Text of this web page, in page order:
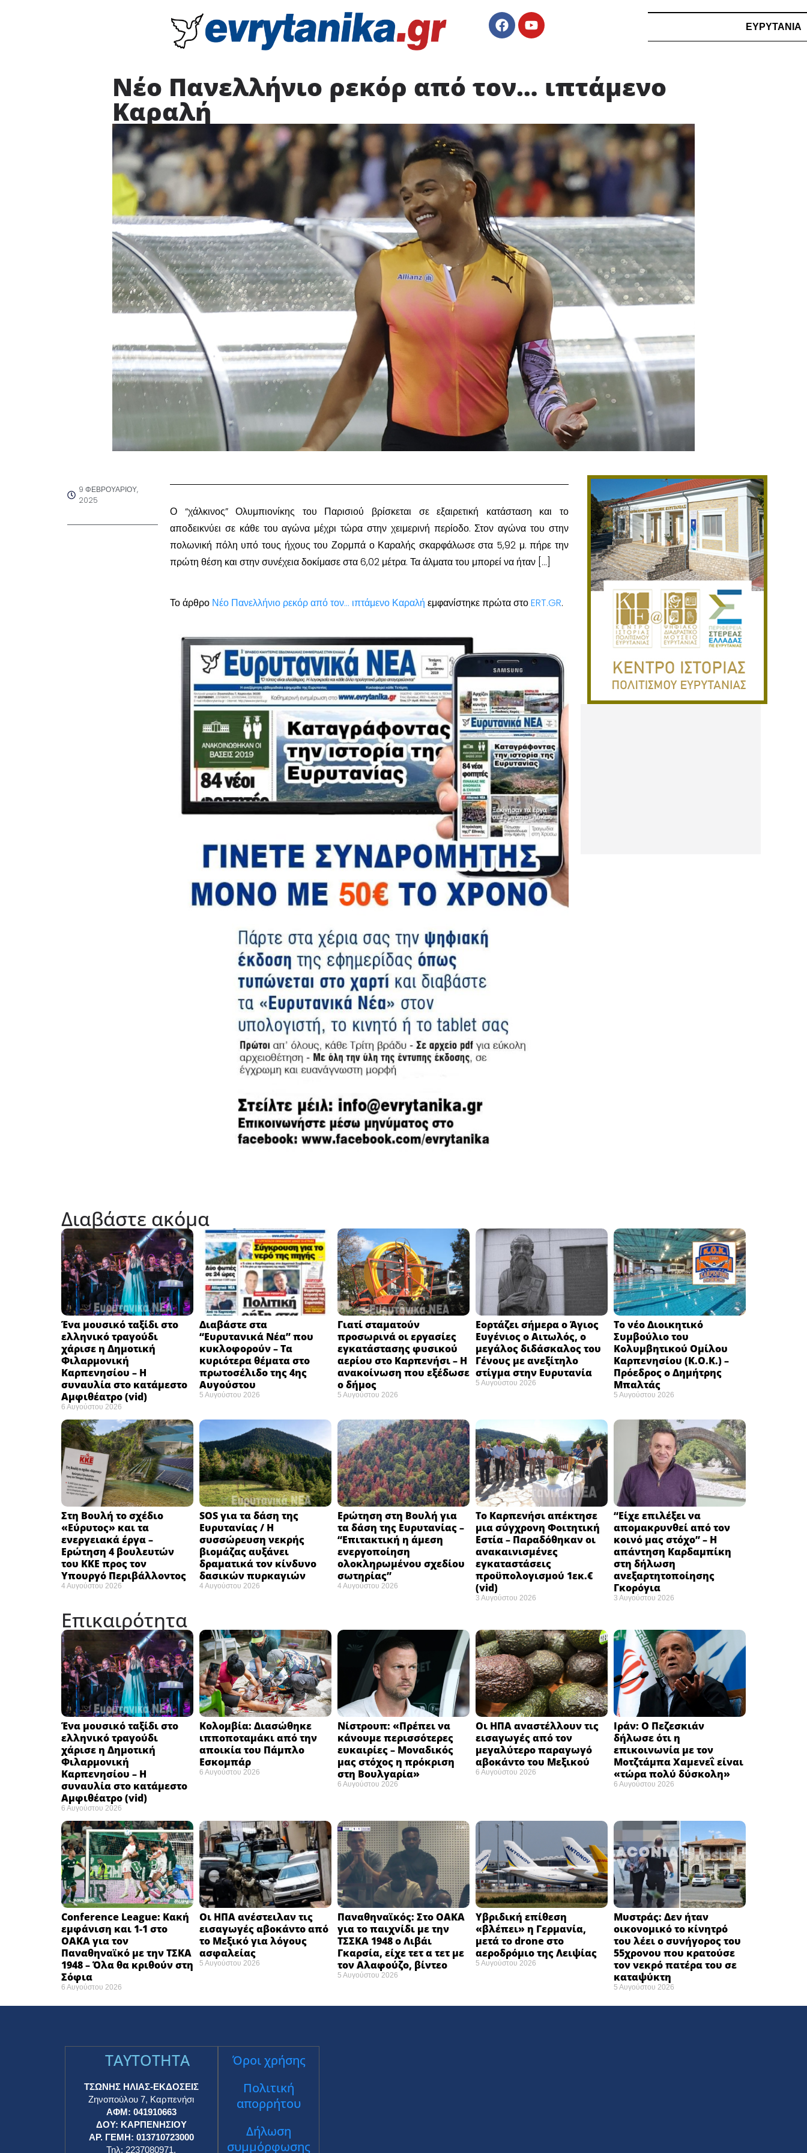
ΕΥΡΥΤΑΝΙΑ
Νέο Πανελλήνιο ρεκόρ από τον… ιπτάμενο
Καραλή
9 ΦΕΒΡΟΥΑΡΊΟΥ,
2025
Ο “χάλκινος” Ολυμπιονίκης του Παρισιού βρίσκεται σε εξαιρετική κατάσταση και το
αποδεικνύει σε κάθε του αγώνα μέχρι τώρα στην χειμερινή περίοδο. Στον αγώνα του στην
πολωνική πόλη υπό τους ήχους του Ζορμπά ο Καραλής σκαρφάλωσε στα 5,92 μ. πήρε την
πρώτη θέση και στην συνέχεια δοκίμασε στα 6,02 μέτρα. Τα άλματα του μπορεί να ήταν […]
Το άρθρο Νέο Πανελλήνιο ρεκόρ από τον… ιπτάμενο Καραλή εμφανίστηκε πρώτα στοERT.GR.
Διαβάστε ακόμα
Ένα μουσικό ταξίδι στο
ελληνικό τραγούδι
χάρισε η Δημοτική
Φιλαρμονική
Καρπενησίου – Η
συναυλία στο κατάμεστο
Αμφιθέατρο (vid)
6 Αυγούστου 2026
Διαβάστε στα
“Ευρυτανικά Νέα” που
κυκλοφορούν – Τα
κυριότερα θέματα στο
πρωτοσέλιδο της 4ης
Αυγούστου
5 Αυγούστου 2026
Γιατί σταματούν
προσωρινά οι εργασίες
εγκατάστασης φυσικού
αερίου στο Καρπενήσι – Η
ανακοίνωση που εξέδωσε
ο δήμος
5 Αυγούστου 2026
Εορτάζει σήμερα ο Άγιος
Ευγένιος ο Αιτωλός, ο
μεγάλος διδάσκαλος του
Γένους με ανεξίτηλο
στίγμα στην Ευρυτανία
5 Αυγούστου 2026
Το νέο Διοικητικό
Συμβούλιο του
Κολυμβητικού Ομίλου
Καρπενησίου (Κ.Ο.Κ.) –
Πρόεδρος ο Δημήτρης
Μπαλτάς
5 Αυγούστου 2026
Στη Βουλή το σχέδιο
«Εύρυτος» και τα
ενεργειακά έργα –
Ερώτηση 4 βουλευτών
του ΚΚΕ προς τον
Υπουργό Περιβάλλοντος
4 Αυγούστου 2026
SOS για τα δάση της
Ευρυτανίας / Η
συσσώρευση νεκρής
βιομάζας αυξάνει
δραματικά τον κίνδυνο
δασικών πυρκαγιών
4 Αυγούστου 2026
Ερώτηση στη Βουλή για
τα δάση της Ευρυτανίας –
“Eπιτακτική η άμεση
ενεργοποίηση
ολοκληρωμένου σχεδίου
σωτηρίας”
4 Αυγούστου 2026
Το Καρπενήσι απέκτησε
μια σύγχρονη Φοιτητική
Εστία – Παραδόθηκαν οι
ανακαινισμένες
εγκαταστάσεις
προϋπολογισμού 1εκ.€
(vid)
3 Αυγούστου 2026
“Είχε επιλέξει να
απομακρυνθεί από τον
κοινό μας στόχο” – Η
απάντηση Καρδαμπίκη
στη δήλωση
ανεξαρτητοποίησης
Γκορόγια
3 Αυγούστου 2026
Επικαιρότητα
Ένα μουσικό ταξίδι στο
ελληνικό τραγούδι
χάρισε η Δημοτική
Φιλαρμονική
Καρπενησίου – Η
συναυλία στο κατάμεστο
Αμφιθέατρο (vid)
6 Αυγούστου 2026
Κολομβία: Διασώθηκε
ιπποποταμάκι από την
αποικία του Πάμπλο
Εσκομπάρ ​
6 Αυγούστου 2026
Νίστρουπ: «Πρέπει να
κάνουμε περισσότερες
ευκαιρίες – Μοναδικός
μας στόχος η πρόκριση
στη Βουλγαρία» ​
6 Αυγούστου 2026
Οι ΗΠΑ αναστέλλουν τις
εισαγωγές από τον
μεγαλύτερο παραγωγό
αβοκάντο του Μεξικού ​
6 Αυγούστου 2026
Ιράν: Ο Πεζεσκιάν
δήλωσε ότι η
επικοινωνία με τον
Μοτζτάμπα Χαμενεΐ είναι
«τώρα πολύ δύσκολη» ​
6 Αυγούστου 2026
Conference League: Κακή
εμφάνιση και 1-1 στο
ΟΑΚΑ για τον
Παναθηναϊκό με την ΤΣΚΑ
1948 – Όλα θα κριθούν στη
Σόφια ​
6 Αυγούστου 2026
Οι ΗΠΑ ανέστειλαν τις
εισαγωγές αβοκάντο από
το Μεξικό για λόγους
ασφαλείας
5 Αυγούστου 2026
Παναθηναϊκός: Στο ΟΑΚΑ
για το παιχνίδι με την
ΤΣΣΚΑ 1948 ο Λιβάι
Γκαρσία, είχε τετ α τετ με
τον Αλαφούζο, βίντεο
5 Αυγούστου 2026
Υβριδική επίθεση
«βλέπει» η Γερμανία,
μετά το drone στο
αεροδρόμιο της Λειψίας
5 Αυγούστου 2026
Μυστράς: Δεν ήταν
οικονομικό το κίνητρό
του λέει ο συνήγορος του
55χρονου που κρατούσε
τον νεκρό πατέρα του σε
καταψύκτη
5 Αυγούστου 2026
TAYTOTHTA
ΤΣΩΝΗΣ ΗΛΙΑΣ-ΕΚΔΟΣΕΙΣ
Ζηνοπούλου 7, Καρπενήσι
ΑΦΜ: 041910663
ΔΟΥ: ΚΑΡΠΕΝΗΣΙΟΥ
ΑΡ. ΓΕΜΗ: 013710723000
Τηλ: 2237080971,
Όροι χρήσης
Πολιτική
απορρήτου
Δήλωση
συμμόρφωσης